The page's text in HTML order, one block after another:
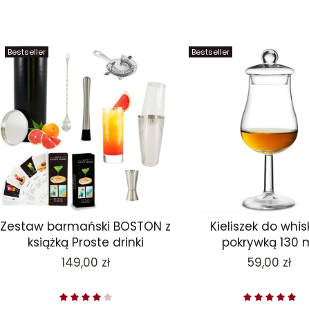
Bestseller
Zestaw barmański BOSTON z
książką Proste drinki
Cena
149,00 zł
Bestseller
Kieliszek do
pokrywką 130
Cena
59,00 zł